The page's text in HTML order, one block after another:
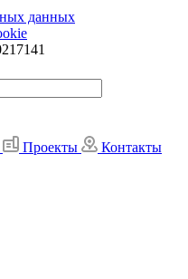
данных
Проекты Контакты